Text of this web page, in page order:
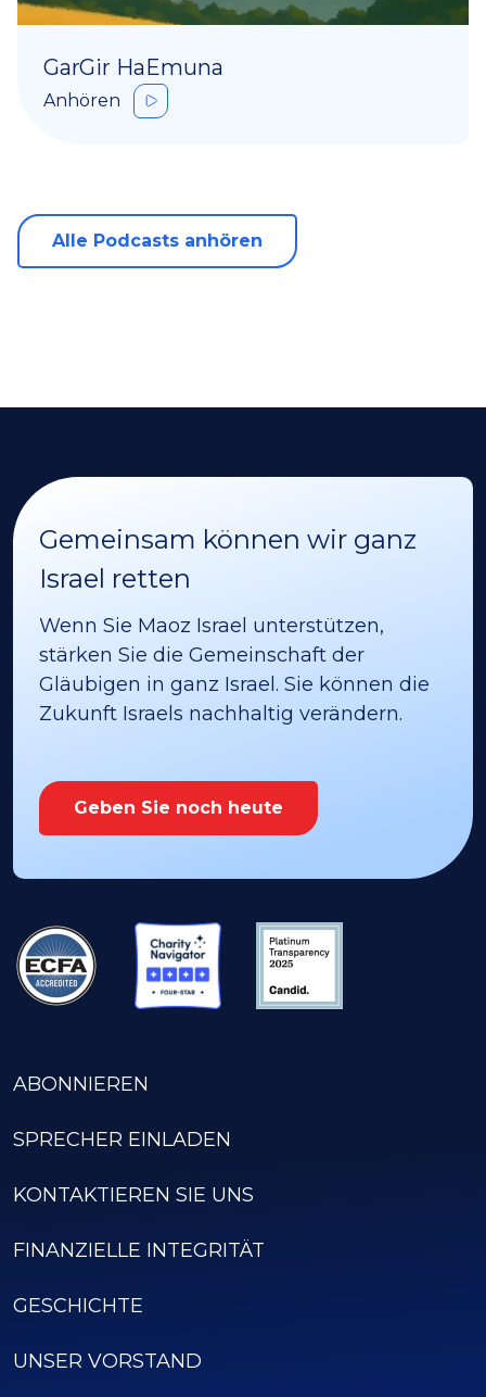
GarGir HaEmuna
Anhören
Alle Podcasts anhören
Gemeinsam können wir ganz
Israel retten
Wenn Sie Maoz Israel unterstützen,
stärken Sie die Gemeinschaft der
Gläubigen in ganz Israel. Sie können die
Zukunft Israels nachhaltig verändern.
Geben Sie noch heute
ABONNIEREN
SPRECHER EINLADEN
KONTAKTIEREN SIE UNS
FINANZIELLE INTEGRITÄT
GESCHICHTE
UNSER VORSTAND